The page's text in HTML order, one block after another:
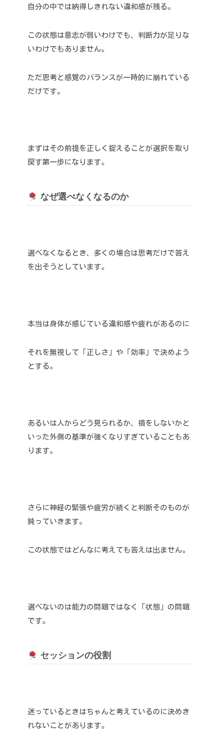
自分の中では納得しきれない違和感が残る。
この状態は意志が弱いわけでも、判断力が足りな
いわけでもありません。
ただ思考と感覚のバランスが一時的に崩れている
だけです。
まずはその前提を正しく捉えることが選択を取り
戻す第一歩になります。
なぜ選べなくなるのか
選べなくなるとき、多くの場合は思考だけで答え
を出そうとしています。
本当は身体が感じている違和感や疲れがあるのに
それを無視して「正しさ」や「効率」で決めよう
とする。
あるいは人からどう見られるか、損をしないかと
いった外側の基準が強くなりすぎていることもあ
ります。
さらに神経の緊張や疲労が続くと判断そのものが
鈍っていきます。
この状態ではどんなに考えても答えは出ません。
選べないのは能力の問題ではなく「状態」の問題
です。
セッションの役割
迷っているときはちゃんと考えているのに決めき
れないことがあります。